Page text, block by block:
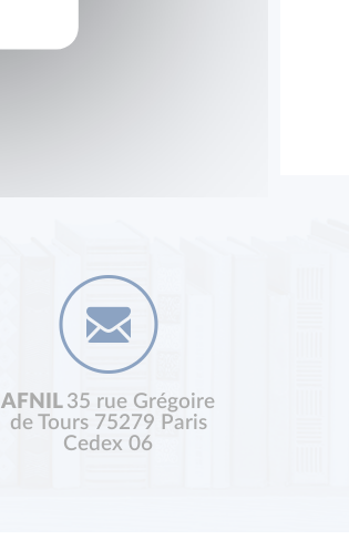
AFNIL 35 rue Grégoire
de Tours 75279 Paris
Cedex 06